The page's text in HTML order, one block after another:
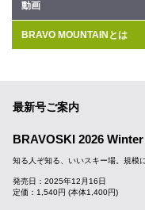
動画
BRAVO MOUNTAINとは
最新号ご案内
BRAVOSKI 2026
知る人ぞ知る、いいスキー場。規模
発売日：2025年12月16日
定価：1,540円 (本体1,400円)